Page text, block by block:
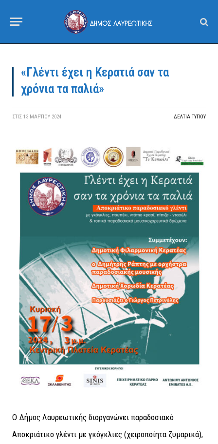
«Γλέντι έχει η Κερατιά σαν τα
χρόνια τα παλιά»
ΣΤΙΣ 13 ΜΑΡΤΊΟΥ 2024 ΔΕΛΤΙΑ ΤΥΠΟΥ
Ο Δήμος Λαυρεωτικής διοργανώνει παραδοσιακό
Αποκριάτικο γλέντι με γκόγκλιες (χειροποίητα ζυμαρικά),